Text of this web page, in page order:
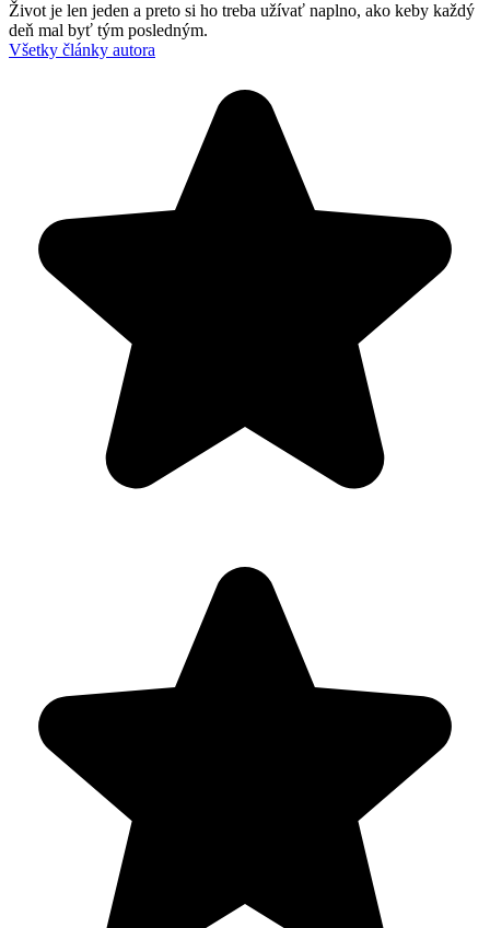
Život je len jeden a preto si ho treba užívať naplno, ako keby každý
deň mal byť tým posledným.
Všetky články autora